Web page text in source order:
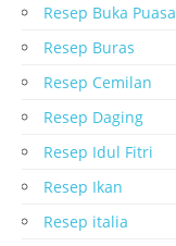
Resep Buka Puasa
Resep Buras
Resep Cemilan
Resep Daging
Resep Idul Fitri
Resep Ikan
Resep italia